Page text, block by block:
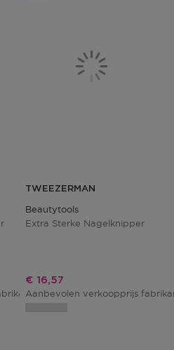
€ 10,50
TWEEZERMAN
Beautytools
Extra Sterke Nagelknipper
Kortingsprijs
€ 16,57
Aanbevolen verkoopprijs